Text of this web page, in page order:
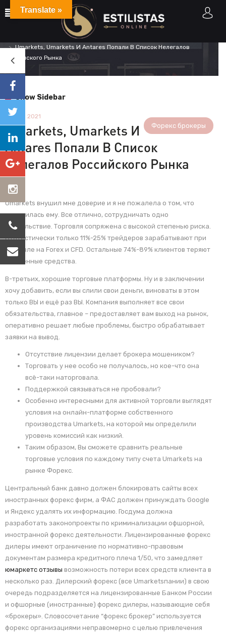
Форекс брокеры
Umarkets, Umarkets И Antares Попали В Список Нелегалов
Российского Рынка
Show Sidebar
Форекс брокеры
12 April 2021
Umarkets, Umarkets И
Antares Попали В Список
Нелегалов Российского Рынка
Umarkets внушил мне доверие и я не пожалела о том, что
доверилась ему. Все отлично, сотрудничать одно
удовольствие. Торговля сопряжена с высокой степенью риска.
Статистически только 11%-25% трейдеров зарабатывают при
торговле на Forex и CFD. Остальные 74%-89% клиентов теряют
вложенные средства.
В-третьих, хорошие торговые платформы. Ну и в заключении
хочу добавить, если вы слили свои деньги, виноваты в этом
только ВЫ и ещё раз ВЫ. Компания выполняет все свои
обязательства, главное – предоставляет вам выход на рынок,
оперативно решает любые проблемы, быстро обрабатывает
заявки на вывод.
Отсутствие лицензии делает брокера мошеником?
Торговать у нее особо не получалось, но кое-что она
всё-таки наторговала.
Поддержкой связываться не пробовали?
Особенно интересными для активной торговли выглядят
условия на онлайн-платформе собственного
производства Umarkets, на которой мы определили
уровень комиссий как низкий.
Таким образом, Вы сможете сравнить реальные
торговые условия по каждому типу счета Umarkets на
рынке Форекс.
Центральный банк давно должен блокировать сайты всех
иностранных форекс фирм, а ФАС должен принуждать Google
и Яндекс удалять их информацию. Госдума должна
разработать законопроекты по криминализации офшорной,
иностранной форекс деятельности. Лицензированные форекс
дилеры имеют ограничение по нормативно-правовым
документам размера кредитного плеча 1/50, что замедляет
юмаркетс отзывы возможность потери всех средств клиента в
несколько раз. Дилерский форекс (все Umarketsпании) в свою
очередь подразделяется на лицензированные Банком России
и офшорные (иностранные) форекс дилеры, называющие себя
«брокеры». Словосочетание “форекс брокер” используется
форекс организациями неправомерно с целью привлечения
Translate »